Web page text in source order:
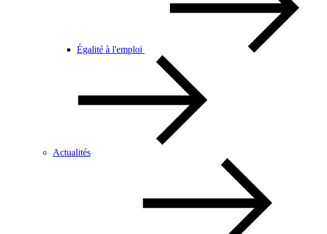
Égalité à l'emploi
Actualités